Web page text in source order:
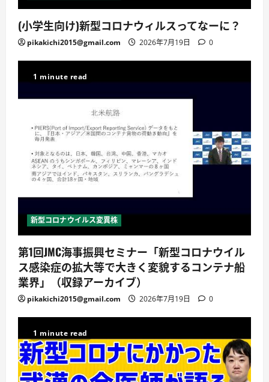
(小学生向け)新型コロナウィルスってなーに？
pikakichi2015@gmail.com 2026年7月19日 0
1 minute read
新型コロナウイルス変異株
第1回JMC海事振興セミナー「新型コロナウイル
ス感染症の拡大等で大きく変貌するコンテナ船
業界」（収録アーカイブ）
pikakichi2015@gmail.com 2026年7月19日 0
1 minute read